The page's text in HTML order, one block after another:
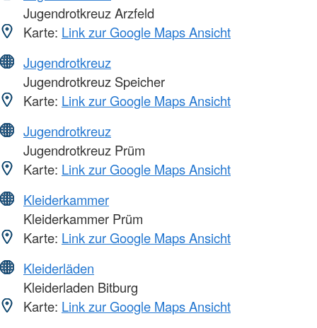
Jugendrotkreuz Arzfeld
Karte: Link zur Google Maps Ansicht
Jugendrotkreuz
Jugendrotkreuz Speicher
Karte: Link zur Google Maps Ansicht
Jugendrotkreuz
Jugendrotkreuz Prüm
Karte: Link zur Google Maps Ansicht
Kleiderkammer
Kleiderkammer Prüm
Karte: Link zur Google Maps Ansicht
Kleiderläden
Kleiderladen Bitburg
Karte: Link zur Google Maps Ansicht